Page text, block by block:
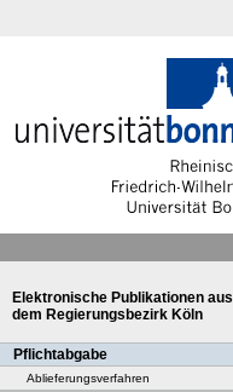
Elektronische Publikationen aus
dem Regierungsbezirk Köln
Pflichtabgabe
Ablieferungsverfahren